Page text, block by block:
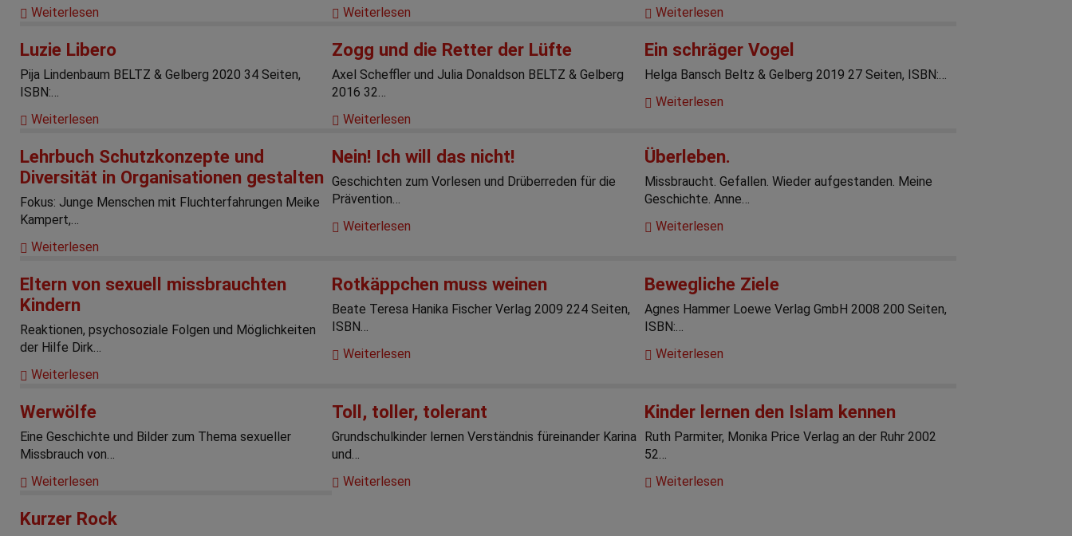
Weiterlesen
Weiterlesen
Weiterlesen
Luzie Libero
Pija Lindenbaum BELTZ & Gelberg 2020 34 Seiten,
ISBN:…
Weiterlesen
Zogg und die Retter der Lüfte
Axel Scheffler und Julia Donaldson BELTZ & Gelberg
2016 32…
Weiterlesen
Ein schräger Vogel
Helga Bansch Beltz & Gelberg 2019 27 Seiten, ISBN:…
Weiterlesen
Lehrbuch Schutzkonzepte und
Diversität in Organisationen gestalten
Fokus: Junge Menschen mit Fluchterfahrungen Meike
Kampert,…
Weiterlesen
Nein! Ich will das nicht!
Geschichten zum Vorlesen und Drüberreden für die
Prävention…
Weiterlesen
Überleben.
Missbraucht. Gefallen. Wieder aufgestanden. Meine
Geschichte. Anne…
Weiterlesen
Eltern von sexuell missbrauchten
Kindern
Reaktionen, psychosoziale Folgen und Möglichkeiten
der Hilfe Dirk…
Weiterlesen
Rotkäppchen muss weinen
Beate Teresa Hanika Fischer Verlag 2009 224 Seiten,
ISBN…
Weiterlesen
Bewegliche Ziele
Agnes Hammer Loewe Verlag GmbH 2008 200 Seiten,
ISBN:…
Weiterlesen
Werwölfe
Eine Geschichte und Bilder zum Thema sexueller
Missbrauch von…
Weiterlesen
Toll, toller, tolerant
Grundschulkinder lernen Verständnis füreinander Karina
und…
Weiterlesen
Kinder lernen den Islam kennen
Ruth Parmiter, Monika Price Verlag an der Ruhr 2002
52…
Weiterlesen
Kurzer Rock